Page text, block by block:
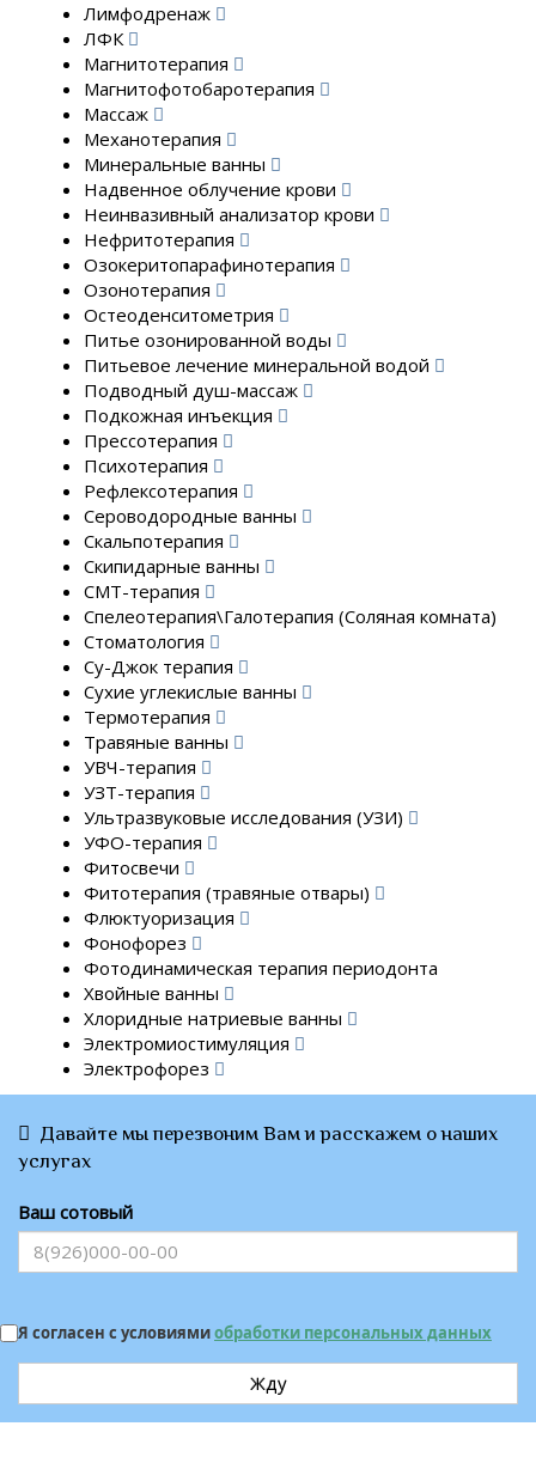
Лимфодренаж
ЛФК
Магнитотерапия
Магнитофотобаротерапия
Массаж
Механотерапия
Минеральные ванны
Надвенное облучение крови
Неинвазивный анализатор крови
Нефритотерапия
Озокеритопарафинотерапия
Озонотерапия
Остеоденситометрия
Питье озонированной воды
Питьевое лечение минеральной водой
Подводный душ-массаж
Подкожная инъекция
Прессотерапия
Психотерапия
Рефлексотерапия
Сероводородные ванны
Скальпотерапия
Скипидарные ванны
СМТ-терапия
Спелеотерапия\Галотерапия (Соляная комната)
Стоматология
Су-Джок терапия
Сухие углекислые ванны
Термотерапия
Травяные ванны
УВЧ-терапия
УЗТ-терапия
Ультразвуковые исследования (УЗИ)
УФО-терапия
Фитосвечи
Фитотерапия (травяные отвары)
Флюктуоризация
Фонофорез
Фотодинамическая терапия периодонта
Хвойные ванны
Хлоридные натриевые ванны
Электромиостимуляция
Электрофорез
Давайте мы перезвоним Вам и расскажем о наших
услугах
Ваш сотовый
Я согласен с условиямиобработки персональных данных
Жду